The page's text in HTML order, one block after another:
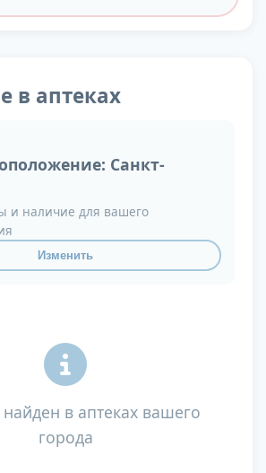
в аптеках
Санкт-
и наличие для вашего
Изменить
в аптеках вашего
города